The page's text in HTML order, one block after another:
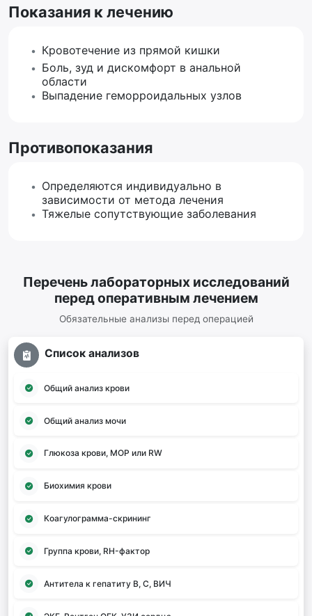
Показания к лечению
Кровотечение из прямой кишки
Боль, зуд и дискомфорт в анальной
области
Выпадение геморроидальных узлов
Противопоказания
Определяются индивидуально в
зависимости от метода лечения
Тяжелые сопутствующие заболевания
Перечень лабораторных исследований
перед оперативным лечением
Обязательные анализы перед операцией
Список анализов
Общий анализ крови
Общий анализ мочи
Глюкоза крови, МОР или RW
Биохимия крови
Коагулограмма-скрининг
Группа крови, RH-фактор
Антитела к гепатиту В, С, ВИЧ